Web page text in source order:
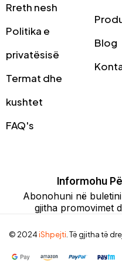
Rreth nesh
Politika e
privatësisë
Termat dhe
kushtet
FAQ's
Blog
Informohu
Abonohuni në
gjitha promovimet
© 2024iShpejti. Të gjitha të